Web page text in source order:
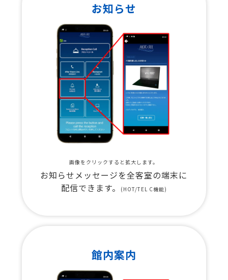
お知らせ
画像をクリックすると拡大します。
お知らせメッセージを全客室の端末に
配信できます。
(HOT/TEL C機能)
館内案内